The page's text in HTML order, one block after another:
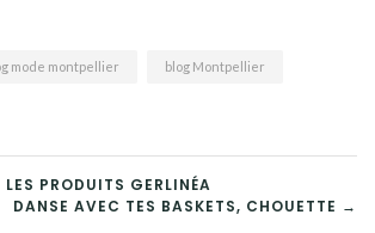
En
mode montpellier blog Montpellier
PRODUITS GERLINÉA
DANSE AVEC TES BASKETS, CHOUETTE →